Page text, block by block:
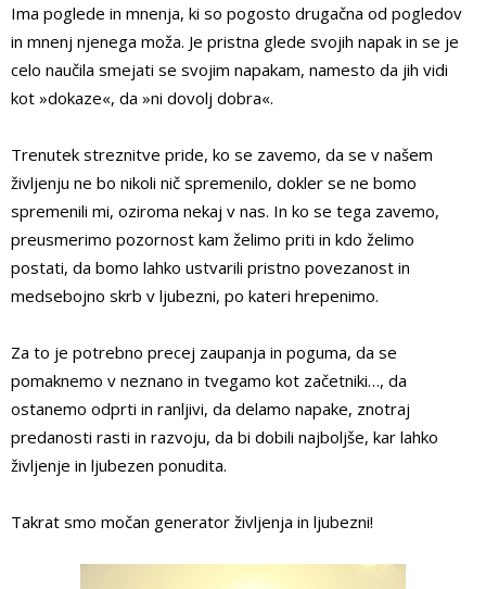
Ima poglede in mnenja, ki so pogosto drugačna od pogledov
in mnenj njenega moža. Je pristna glede svojih napak in se je
celo naučila smejati se svojim napakam, namesto da jih vidi
kot »dokaze«, da »ni dovolj dobra«.
Trenutek streznitve pride, ko se zavemo, da se v našem
življenju ne bo nikoli nič spremenilo, dokler se ne bomo
spremenili mi, oziroma nekaj v nas. In ko se tega zavemo,
preusmerimo pozornost kam želimo priti in kdo želimo
postati, da bomo lahko ustvarili pristno povezanost in
medsebojno skrb v ljubezni, po kateri hrepenimo.
Za to je potrebno precej zaupanja in poguma, da se
pomaknemo v neznano in tvegamo kot začetniki…, da
ostanemo odprti in ranljivi, da delamo napake, znotraj
predanosti rasti in razvoju, da bi dobili najboljše, kar lahko
življenje in ljubezen ponudita.
Takrat smo močan generator življenja in ljubezni!